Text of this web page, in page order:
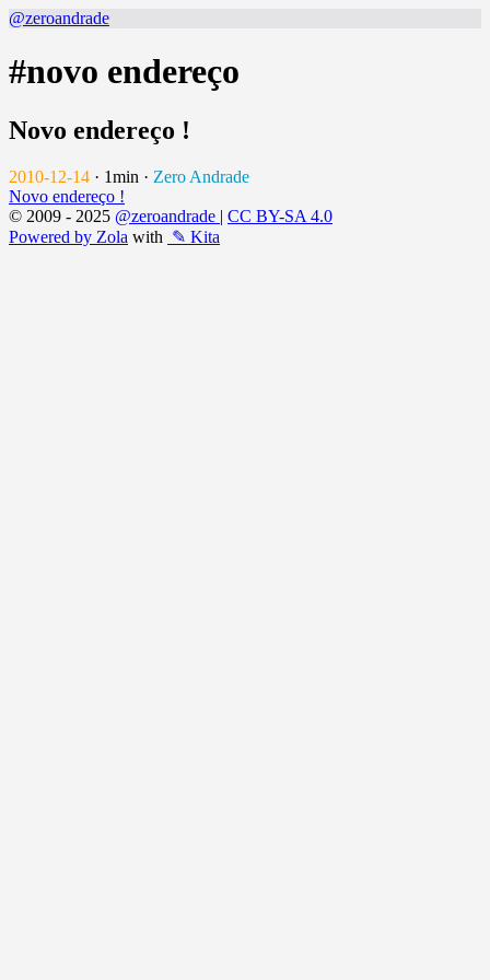
@zeroandrade
#novo endereço
Novo endereço !
2010-12-14 · 1min · Zero Andrade
Novo endereço !
© 2009 - 2025 @zeroandrade | CC BY-SA 4.0
Powered by Zola with ✎ Kita